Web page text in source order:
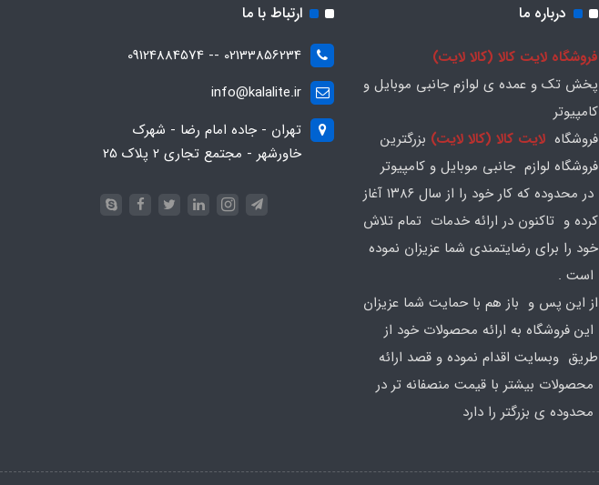
درباره ما
فروشگاه لایت کالا (کالا لایت)
پخش تک و عمده ی لوازم جانبی موبایل و
کامپیوتر
فروشگاه لایت کالا (کالا لایت) بزرگترین
فروشگاه لوازم جانبی موبایل و کامپیوتر
در محدوده که کار خود را از سال ۱۳۸۶ آغاز
کرده و تاکنون در ارائه خدمات تمام تلاش
خود را برای رضایتمندی شما عزیزان نموده
است .
از این پس و باز هم با حمایت شما عزیزان
این فروشگاه به ارائه محصولات خود از
طریق وبسایت اقدام نموده و قصد ارائه
محصولات بیشتر با قیمت منصفانه تر در
محدوده ی بزرگتر را دارد
ارتباط با ما
02133856234 -- 09124884574
info@kalalite.ir
تهران - جاده امام رضا - شهرک
خاورشهر - مجتمع تجاری 2 پلاک 25